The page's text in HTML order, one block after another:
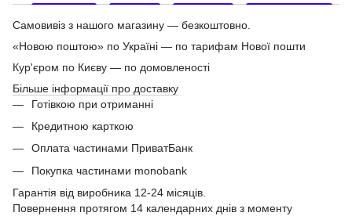
Самовивіз з нашого магазину — безкоштовно.
«Новою поштою» по Україні — по тарифам Нової пошти
Кур'єром по Києву — по домовленості
Більше інформації про доставку
Готівкою при отриманні
Кредитною карткою
Оплата частинами ПриватБанк
Покупка частинами monobank
Гарантія від виробника 12-24 місяців.
Повернення протягом 14 календарних днів з моменту